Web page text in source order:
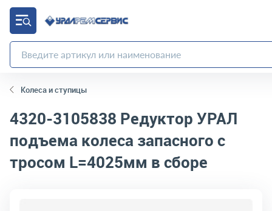
Колеса и ступицы
4320-3105838 Редуктор УРАЛ
подъема колеса запасного с
тросом L=4025мм в сборе